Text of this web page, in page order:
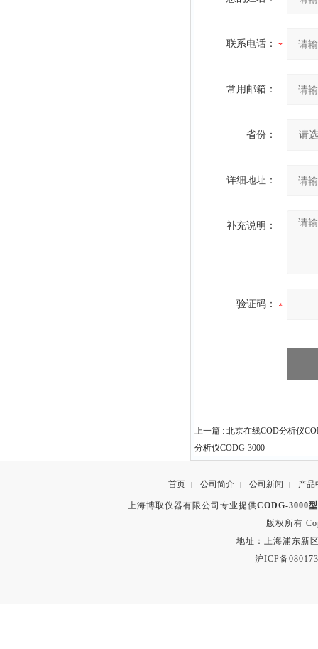
联系电话：
常用邮箱：
省份：
详细地址：
补充说明：
验证码：
上一篇 : 北京在线COD分析仪
分析仪CODG-3000
首页 | 公司简介 | 公司新闻 | 产品
上海博取仪器有限公司专业提供CODG-3000
版权所有
地址：上海浦东新
沪ICP备